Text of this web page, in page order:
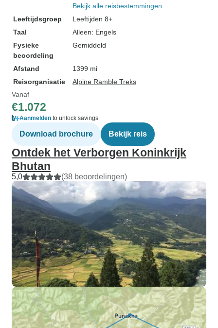
Bekijk alle reisbestemmingen
Leeftijdsgroep
Leeftijden 8+
Taal
Alleen: Engels
Fysieke
beoordeling
Gemiddeld
Afstand
1399 mi
Reisorganisatie
Alpine Ramble Treks
Vanaf
€1.072
Aanmelden to unlock savings
Download brochure Bekijk reis
Ontdek het Verborgen Koninkrijk
Bhutan
5,0 (38 beoordelingen)